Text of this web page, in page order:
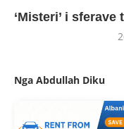
‘Misteri’ i
Nga Abdullah Diku